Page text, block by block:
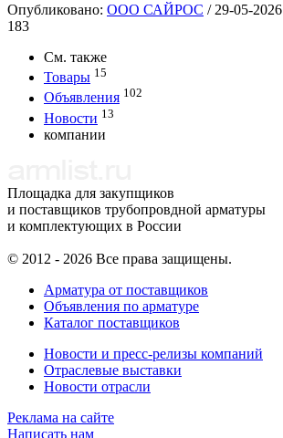
Опубликовано: ООО САЙРОС / 29-05-2026
183
См. также
Товары 15
Объявления 102
Новости 13
компании
Площадка для закупщиков
и поставщиков трубопровдной арматуры
и комплектующих в России
© 2012 - 2026 Все права защищены.
Арматура от поставщиков
Объявления по арматуре
Каталог поставщиков
Новости и пресс-релизы компаний
Отраслевые выставки
Новости отрасли
Реклама на сайте
Написать нам